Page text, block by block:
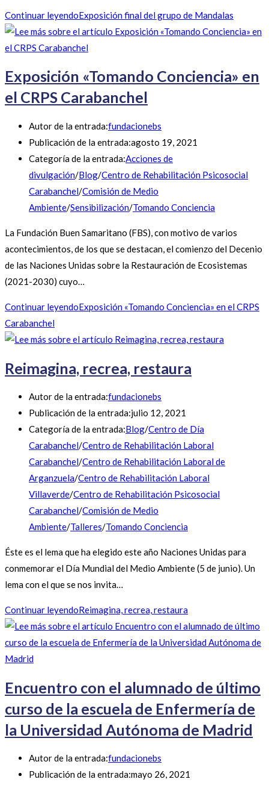
Continuar leyendoExposición final del grupo de Mandalas
Exposición «Tomando Conciencia» en
el CRPS Carabanchel
Autor de la entrada:fundacionebs
Publicación de la entrada:agosto 19, 2021
Categoría de la entrada:Acciones de
divulgación/Blog/Centro de Rehabilitación Psicosocial
Carabanchel/Comisión de Medio
Ambiente/Sensibilización/Tomando Conciencia
La Fundación Buen Samaritano (FBS), con motivo de varios
acontecimientos, de los que se destacan, el comienzo del Decenio
de las Naciones Unidas sobre la Restauración de Ecosistemas
(2021-2030) cuyo…
Continuar leyendoExposición «Tomando Conciencia» en el CRPS
Carabanchel
Reimagina, recrea, restaura
Autor de la entrada:fundacionebs
Publicación de la entrada:julio 12, 2021
Categoría de la entrada:Blog/Centro de Día
Carabanchel/Centro de Rehabilitación Laboral
Carabanchel/Centro de Rehabilitación Laboral de
Arganzuela/Centro de Rehabilitación Laboral
Villaverde/Centro de Rehabilitación Psicosocial
Carabanchel/Comisión de Medio
Ambiente/Talleres/Tomando Conciencia
Éste es el lema que ha elegido este año Naciones Unidas para
conmemorar el Día Mundial del Medio Ambiente (5 de junio). Un
lema con el que se nos invita…
Continuar leyendoReimagina, recrea, restaura
Encuentro con el alumnado de último
curso de la escuela de Enfermería de
la Universidad Autónoma de Madrid
Autor de la entrada:fundacionebs
Publicación de la entrada:mayo 26, 2021